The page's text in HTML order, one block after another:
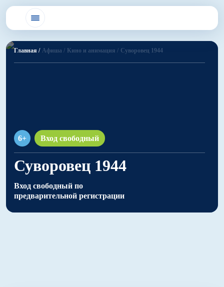
Главная / Афиша / Кино и анимация / Суворовец 1944
6+ Вход свободный
Суворовец 1944
Вход свободный по
предварительной регистрации